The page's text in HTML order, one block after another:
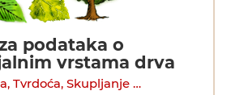
podataka o
vrstama drva
Tvrdoća, Skupljanje …